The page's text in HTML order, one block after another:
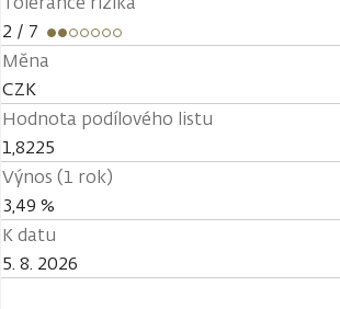
2 / 7
Měna
CZK
Hodnota podílového listu
1,8225
Výnos (1 rok)
3,49 %
K datu
5. 8. 2026